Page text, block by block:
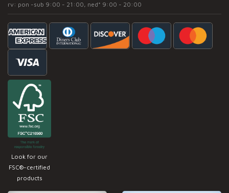
rv: pon -sub 9:00 - 21:00, ned* 9:00 - 20:00
Look for our
FSC®-certified
products